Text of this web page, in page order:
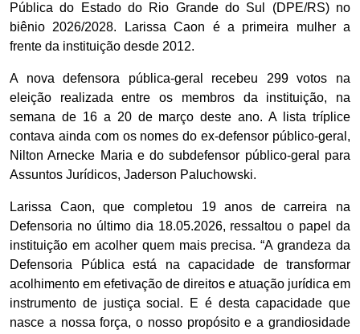
Pública do Estado do Rio Grande do Sul (DPE/RS) no
biênio 2026/2028. Larissa Caon é a primeira mulher a
frente da instituição desde 2012.
A nova defensora pública-geral recebeu 299 votos na
eleição realizada entre os membros da instituição, na
semana de 16 a 20 de março deste ano. A lista tríplice
contava ainda com os nomes do ex-defensor público-geral,
Nilton Arnecke Maria e do subdefensor público-geral para
Assuntos Jurídicos, Jaderson Paluchowski.
Larissa Caon, que completou 19 anos de carreira na
Defensoria no último dia 18.05.2026, ressaltou o papel da
instituição em acolher quem mais precisa. “A grandeza da
Defensoria Pública está na capacidade de transformar
acolhimento em efetivação de direitos e atuação jurídica em
instrumento de justiça social. E é desta capacidade que
nasce a nossa força, o nosso propósito e a grandiosidade